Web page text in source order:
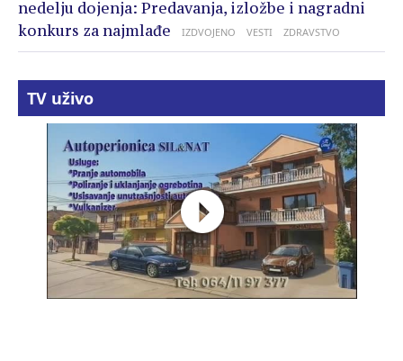
nedelju dojenja: Predavanja, izložbe i nagradni
konkurs za najmlađe
IZDVOJENO VESTI ZDRAVSTVO
TV uživo